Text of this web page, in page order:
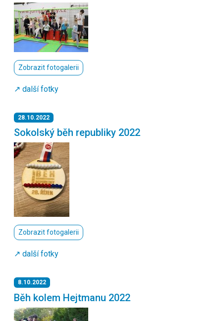
Zobrazit fotogalerii
↗️ další fotky
28.10.2022
Sokolský běh republiky 2022
Zobrazit fotogalerii
↗️ další fotky
8.10.2022
Běh kolem Hejtmanu 2022